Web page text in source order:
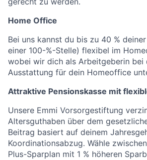
Home Office
Bei uns kannst du bis zu 40 %
einer 100-%-Stelle) flexibel im
wobei wir dich als Arbeitgeberin bei
Ausstattung für dein Homeoffice
Attraktive Pensionskasse mit
Unsere Emmi Vorsorgestiftung
Altersguthaben über dem
Beitrag basiert auf deinem
Koordinationsabzug. Wähle
Plus-Sparplan mit 1 % höheren